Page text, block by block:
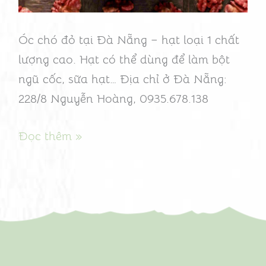
Óc chó đỏ tại Đà Nẵng – hạt loại 1 chất
lượng cao. Hạt có thể dùng để làm bột
ngũ cốc, sữa hạt… Địa chỉ ở Đà Nẵng:
228/8 Nguyễn Hoàng, 0935.678.138
lượng
cao
Đọc thêm »